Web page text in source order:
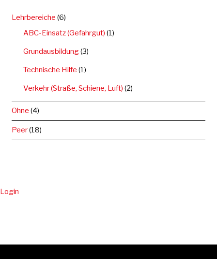
Lehrbereiche (6)
ABC-Einsatz (Gefahrgut) (1)
Grundausbildung(3)
Technische Hilfe (1)
Verkehr (Straße, Schiene, Luft) (2)
Ohne (4)
Peer(18)
Login